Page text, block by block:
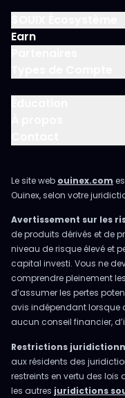
Earn
Le site web ouinex.com
Ouinex, selon votre
Avertissement sur les
de produits dérivés et de
niveau de risque élevé et
capital investi. Vous ne
comprendre pleinement
d’assumer les pertes
avis indépendant lorsque
aucun conseil financier,
Restrictions
aux résidents des
restreints en vertu des
les autres juridictions